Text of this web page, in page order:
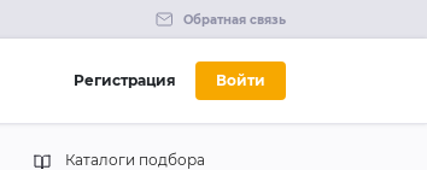
Обратная связь
Регистрация Войти
Каталоги подбора